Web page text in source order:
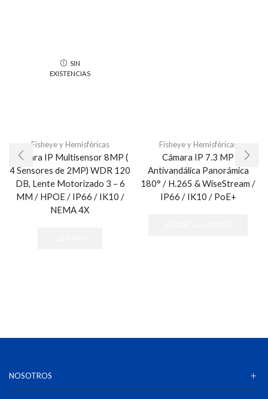
SIN
EXISTENCIAS
Fisheye y Hemisféricas
Cámara IP Multisensor 8MP (
4 Sensores de 2MP) WDR 120
DB, Lente Motorizado 3 – 6
MM / HPOE / IP66 / IK10 /
NEMA 4X
Fisheye y Hemisféricas
Cámara IP 7.3 MP
Antivandálica Panorámica
180° / H.265 & WiseStream /
IP66 / IK10 / PoE+
NOSOTROS